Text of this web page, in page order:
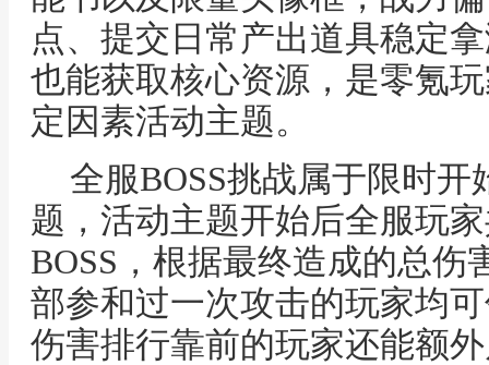
点、提交日常产出道具稳定
也能获取核心资源，是零氪
定因素活动主题。
全服BOSS挑战属于限时
题，活动主题开始后全服玩
BOSS，根据最终造成的总伤
部参和过一次攻击的玩家均
伤害排行靠前的玩家还能额